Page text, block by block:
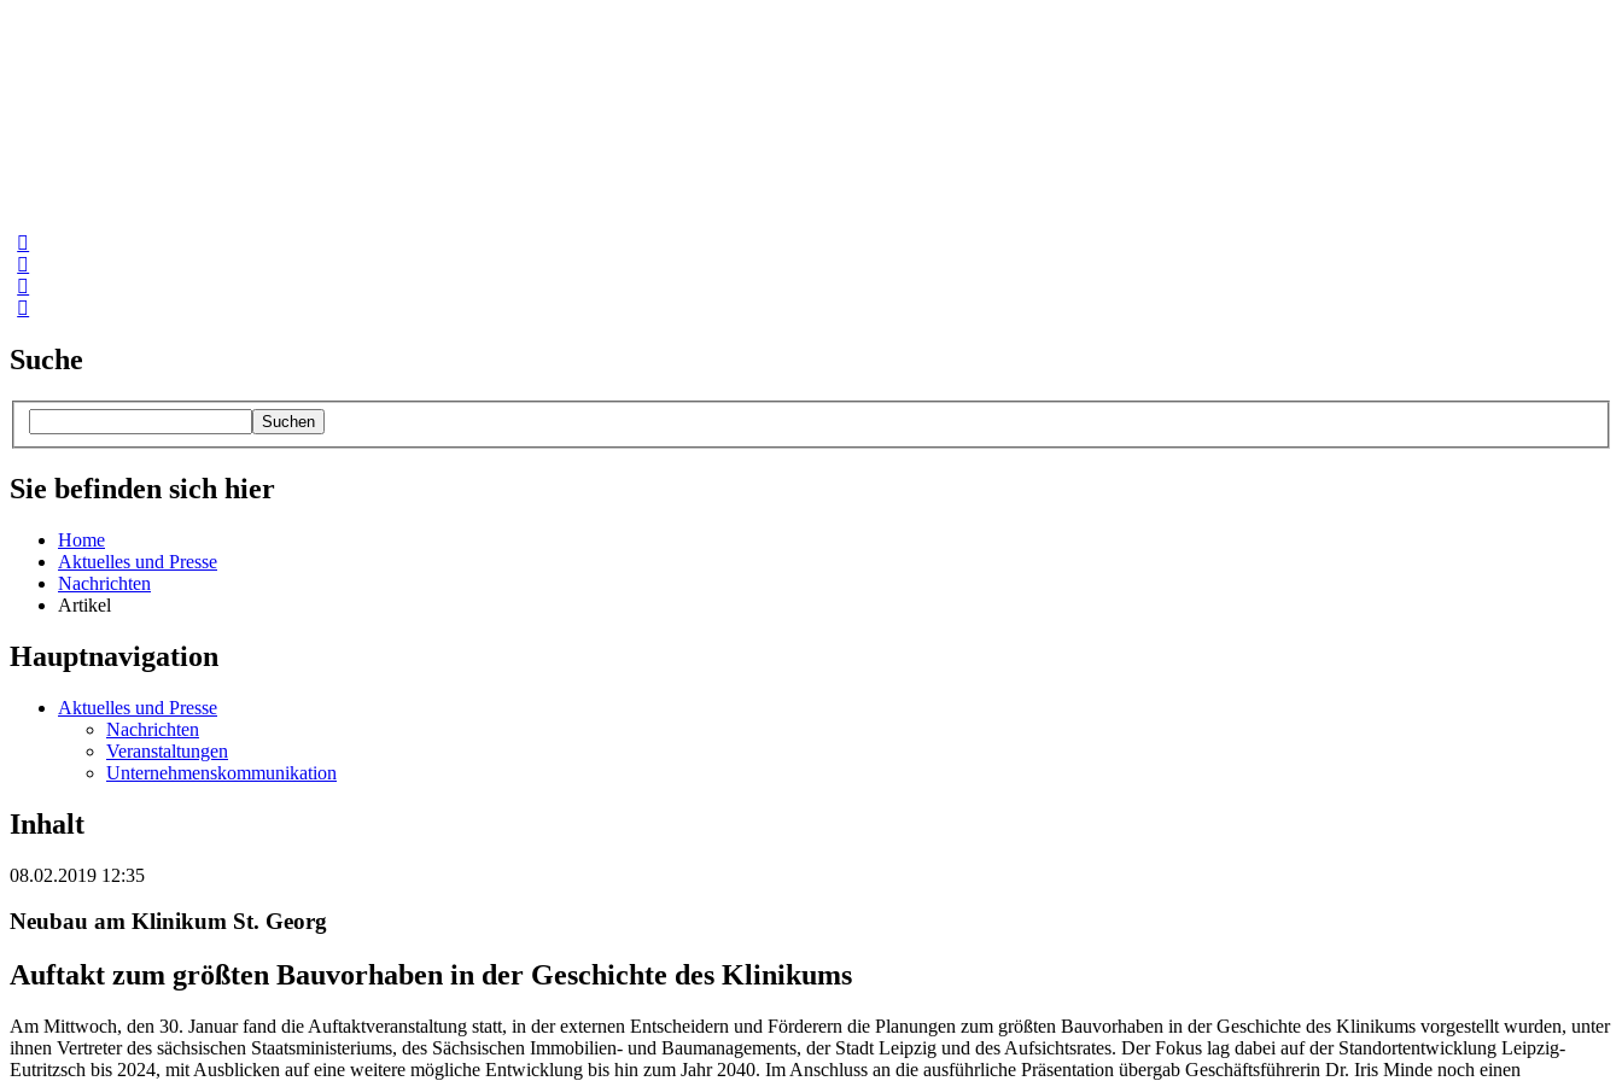
Suche
Suchen
Sie befinden sich hier
Home
Aktuelles und Presse
Nachrichten
Artikel
Hauptnavigation
Aktuelles und Presse
Nachrichten
Veranstaltungen
Unternehmenskommunikation
Inhalt
08.02.2019 12:35
Neubau am Klinikum St. Georg
Auftakt zum größten Bauvorhaben in der Geschichte des Klinikums
Am Mittwoch, den 30. Januar fand die Auftaktveranstaltung statt, in der externen Entscheidern und Förderern die Planungen zum größten Bauvorhaben in der Geschichte des Klinikums vorgestellt wurden, unter
ihnen Vertreter des sächsischen Staatsministeriums, des Sächsischen Immobilien- und Baumanagements, der Stadt Leipzig und des Aufsichtsrates. Der Fokus lag dabei auf der Standortentwicklung Leipzig-
Eutritzsch bis 2024, mit Ausblicken auf eine weitere mögliche Entwicklung bis hin zum Jahr 2040. Im Anschluss an die ausführliche Präsentation übergab Geschäftsführerin Dr. Iris Minde noch einen